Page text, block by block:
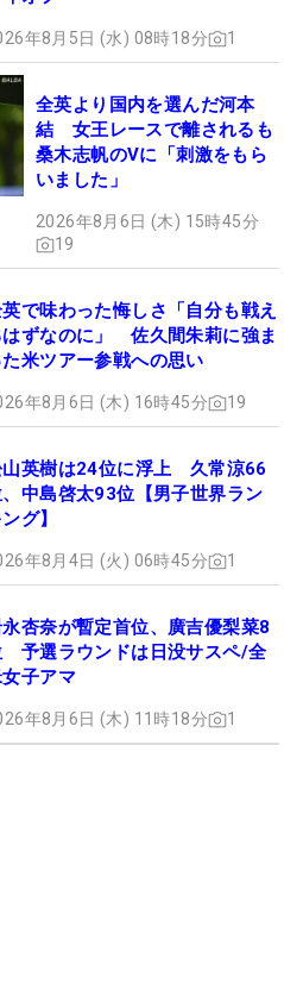
年8月5日 (水) 08時18分 1
全英より国内を選んだ河本
結 女王レースで離されるも
桑木志帆のVに「刺激をもら
いました」
2026年8月6日 (木) 15時45分
19
で味わった悔しさ「自分も戦え
はずなのに」 佐久間朱莉に強ま
た米ツアー参戦への思い
年8月6日 (木) 16時45分 19
山英樹は24位に浮上 久常涼66
中島啓太93位【男子世界ラン
グ】
年8月4日 (火) 06時45分 1
杏奈が暫定首位、廣吉優梨菜8
予選ラウンドは日没サスペ/全
子アマ
年8月6日 (木) 11時18分 1